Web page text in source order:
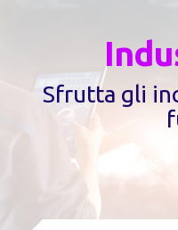
Sfrutta gli